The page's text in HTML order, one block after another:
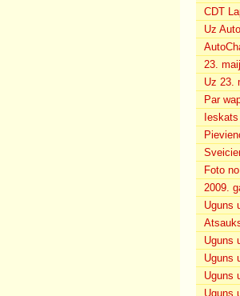
CDT
Uz
23.
Uz 23.
Par
Foto
2009.
Uguns
Uguns
Uguns
Uguns
Uguns